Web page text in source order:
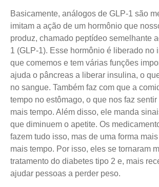
Basicamente, análogos de GLP-1 são
imitam a ação de um hormônio que
produz, chamado peptídeo semelhante
1 (GLP-1). Esse hormônio é liberado no
que comemos e tem várias funções
ajuda o pâncreas a liberar insulina, o
no sangue. Também faz com que a
tempo no estômago, o que nos faz
mais tempo. Além disso, ele manda
que diminuem o apetite. Os
fazem tudo isso, mas de uma forma
mais tempo. Por isso, eles se tornaram
tratamento do diabetes tipo 2 e, mais
ajudar pessoas a perder peso.